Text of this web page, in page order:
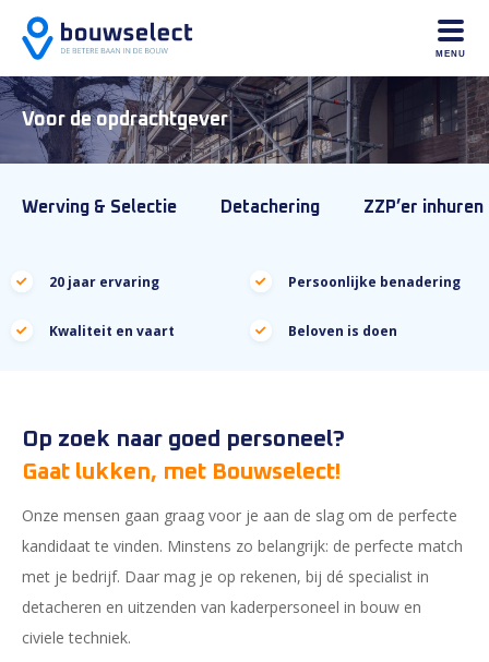
MENU
Voor deopdrachtgever
Werving & Selectie Detachering ZZP’er inhuren
20 jaar ervaring Persoonlijke benadering
Kwaliteit en vaart Beloven is doen
Op zoek naar goed personeel?
Gaat lukken, met Bouwselect!
Onze mensen gaan graag voor je aan de slag om de perfecte
kandidaat te vinden. Minstens zo belangrijk: de perfecte match
met je bedrijf. Daar mag je op rekenen, bij dé specialist in
detacheren en uitzenden van kaderpersoneel in bouw en
civiele techniek.